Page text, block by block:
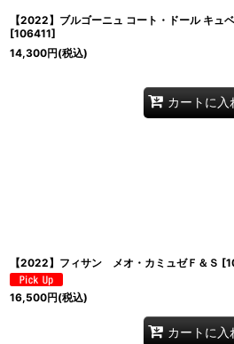
【2022】ブルゴーニュ コート・ドール キ
[106411]
14,300円(税込)
カートに入
【2022】フィサン メオ・カミュゼＦ＆Ｓ [
16,500円(税込)
カートに入